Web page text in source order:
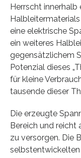
Herrscht innerhalb
eine elektrische
ein weiteres
gegensätzlichem
Potenzial dieses
für kleine
tausende dieser
Die erzeugte
Bereich und reicht
zu versorgen. Die
selbstentwickelten